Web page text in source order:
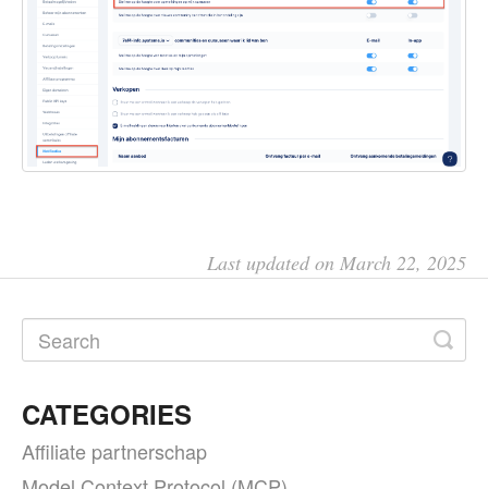
Last updated on March 22, 2025
CATEGORIES
Affiliate partnerschap